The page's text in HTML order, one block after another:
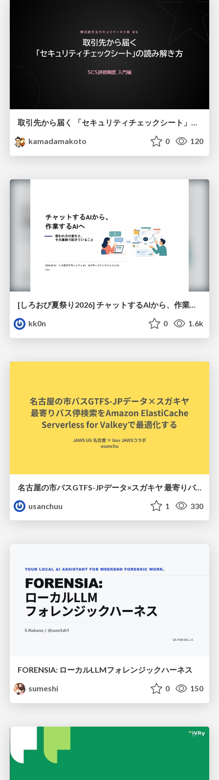
kamadamakoto
0 120
[しろおび夏祭り2026] チャットするAIから、作業するAIへ - 使われ方の変化と、その裏側で起きていること
kk0n
0 1.6k
名古屋の市バスGTFS-JPデータ×スガキヤ 最寄りバス停検索をAmazon ElastiCache Serverless for Valkeyで最適化する
usanchuu
1 330
FORENSIA: ローカルLLMフォレンジックハーネス
sumeshi
0 150